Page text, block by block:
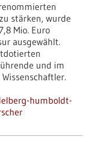
stärken, wurde
Mio. Euro
ausgewählt.
und im
humboldt-